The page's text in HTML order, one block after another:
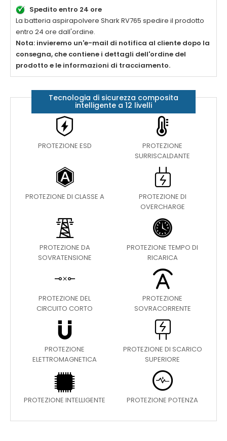
Spedito entro 24 ore
La batteria aspirapolvere Shark RV765 spedire il prodotto
entro 24 ore dall'ordine.
Nota: invieremo un'e-mail di notifica al cliente dopo la
consegna, che contiene i dettagli dell'ordine del
prodotto e le informazioni di tracciamento.
Tecnologia di sicurezza composita
intelligente a 12 livelli
PROTEZIONE ESD
PROTEZIONE
SURRISCALDANTE
PROTEZIONE DI CLASSE A
PROTEZIONE DI
OVERCHARGE
PROTEZIONE DA
SOVRATENSIONE
PROTEZIONE TEMPO DI
RICARICA
PROTEZIONE DEL
CIRCUITO CORTO
PROTEZIONE
SOVRACORRENTE
PROTEZIONE
ELETTROMAGNETICA
PROTEZIONE DI SCARICO
SUPERIORE
PROTEZIONE INTELLIGENTE PROTEZIONE POTENZA